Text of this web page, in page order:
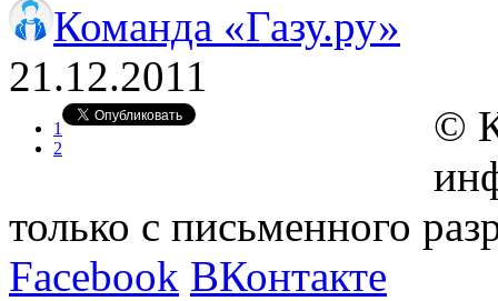
Команда «Газу.ру»
21.12.2011
1
2
©
только с письменного
Facebook ВКонтакте